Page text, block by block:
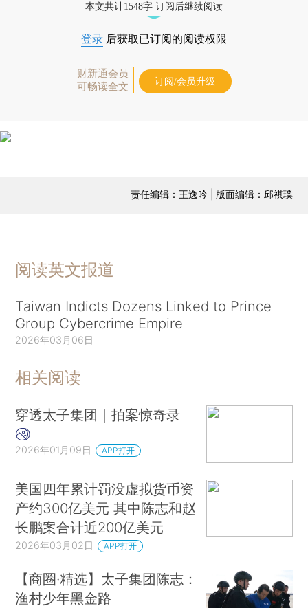
本文共计1548字 订阅后继续阅读
登录 后获取已订阅的阅读权限
财新通会员
可畅读全文
订阅/会员升级
责任编辑：王逸吟 | 版面编辑：邱祺璞
阅读英文报道
Taiwan Indicts Dozens Linked to Prince
Group Cybercrime Empire
2026年03月06日
相关阅读
穿透太子集团｜拍案惊奇录
2026年01月09日 APP打开
美国四年累计罚没虚拟货币资
产约300亿美元 其中陈志和赵
长鹏案合计近200亿美元
2026年03月02日 APP打开
【商圈·精选】太子集团陈志：
渔村少年黑金路